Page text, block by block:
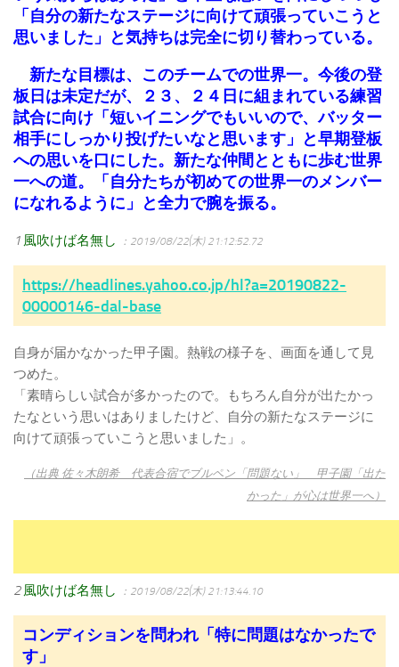
「自分の新たなステージに向けて頑張っていこうと
思いました」と気持ちは完全に切り替わっている。
新たな目標は、このチームでの世界一。今後の登
板日は未定だが、２３、２４日に組まれている練習
試合に向け「短いイニングでもいいので、バッター
相手にしっかり投げたいなと思います」と早期登板
への思いを口にした。新たな仲間とともに歩む世界
一への道。「自分たちが初めての世界一のメンバー
になれるように」と全力で腕を振る。
1 風吹けば名無し ：2019/08/22(木) 21:12:52.72
https://headlines.yahoo.co.jp/hl?a=20190822-
00000146-dal-base
自身が届かなかった甲子園。熱戦の様子を、画面を通して見
つめた。
「素晴らしい試合が多かったので。もちろん自分が出たかっ
たなという思いはありましたけど、自分の新たなステージに
向けて頑張っていこうと思いました」。
（出典 佐々木朗希 代表合宿でブルペン「問題ない」 甲子園「出た
かった」が心は世界一へ）
2 風吹けば名無し ：2019/08/22(木) 21:13:44.10
コンディションを問われ「特に問題はなかったで
す」